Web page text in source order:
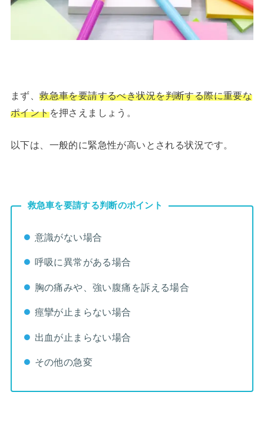
まず、救急車を要請するべき状況を判断する際に重要な
ポイントを押さえましょう。
以下は、一般的に緊急性が高いとされる状況です。
救急車を要請する判断のポイント
意識がない場合
呼吸に異常がある場合
胸の痛みや、強い腹痛を訴える場合
痙攣が止まらない場合
出血が止まらない場合
その他の急変